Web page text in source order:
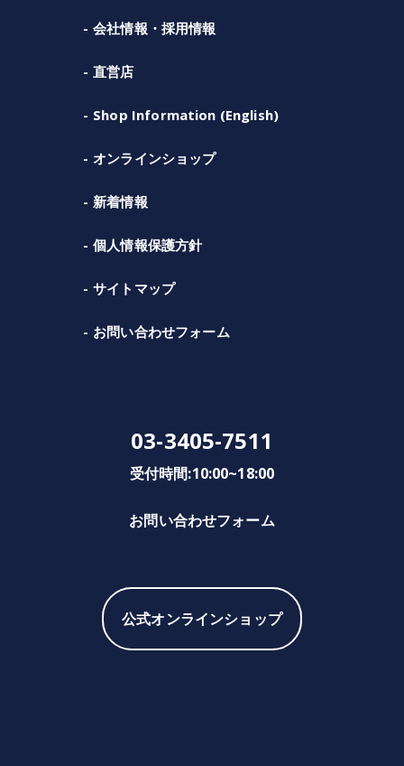
会社情報・採用情報
直営店
Shop Information (English)
オンラインショップ
新着情報
個人情報保護方針
サイトマップ
お問い合わせフォーム
03-3405-7511
受付時間:10:00~18:00
お問い合わせフォーム
公式オンラインショップ